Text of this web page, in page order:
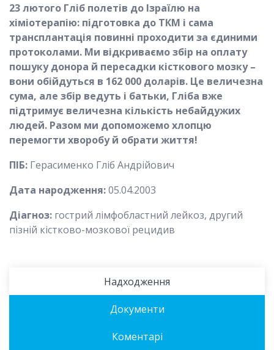
23 лютого Гліб полетів до Ізраїлю на
хіміотерапію: підготовка до ТКМ і сама
трансплантація повинні проходити за єдиними
протоколами. Ми відкриваємо збір на оплату
пошуку донора й пересадки кісткового мозку –
вони обійдуться в 162 000 доларів. Це величезна
сума, але збір ведуть і батьки, Гліба вже
підтримує величезна кількість небайдужих
людей. Разом ми допоможемо хлопцю
перемогти хворобуй обрати життя!
ПІБ: Герасименко Гліб Андрійович
Дата народження:05.04.2003
Діагноз: гострий лімфобластний лейкоз, другий
пізній кістково-мозкової рецидив
Надходження
Документи
Коментарі